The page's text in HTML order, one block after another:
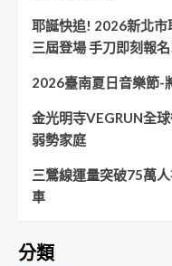
耶誕快追! 2026新北
三屆登場 手刀即刻報
2026臺南夏日音樂節-
金光明寺VEGRUN全
弱勢家庭
三鶯線運量突破75萬
車
分類